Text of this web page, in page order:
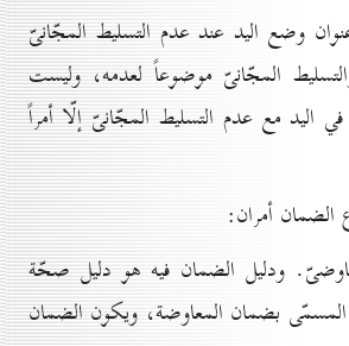
وضع اليد عند عدم التسليط المجّانىّ
المجّانىّ موضوعاً لعدمه، وليست
اليد مع عدم التسليط المجّانىّ إلّا أمراً
أمران:
ودليل الضمان فيه هو دليل صحّة
بضمان المعاوضة، ويكون الضمان